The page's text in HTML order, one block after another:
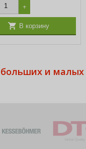
+
В корзину
и малых